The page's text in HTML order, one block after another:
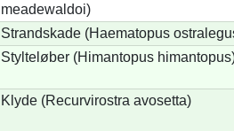
meadewaldoi)
Strandskade (Haematopus
Stylteløber (Himantopus
Klyde (Recurvirostra avosetta)